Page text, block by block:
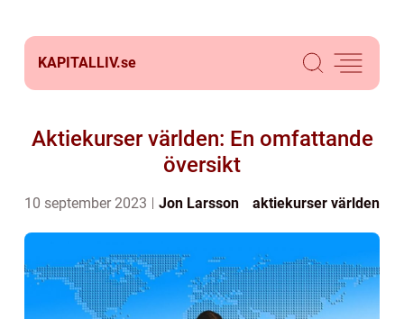
KAPITALLIV.se
Aktiekurser världen: En omfattande
översikt
10 september 2023 Jon Larsson aktiekurser världen